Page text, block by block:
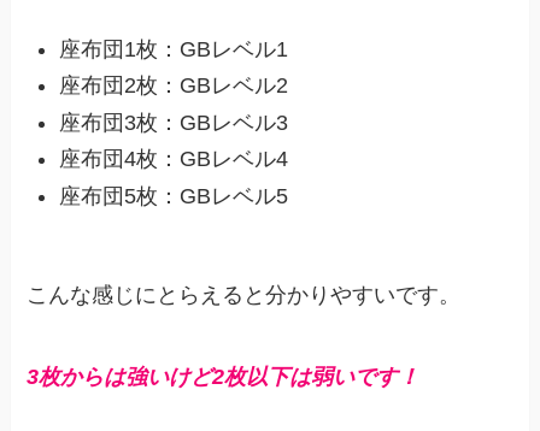
座布団1枚：GBレベル1
座布団2枚：GBレベル2
座布団3枚：GBレベル3
座布団4枚：GBレベル4
座布団5枚：GBレベル5
こんな感じにとらえると分かりやすいです。
3枚からは強いけど2枚以下は弱いです！